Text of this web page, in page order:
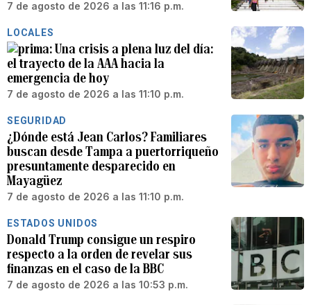
7 de agosto de 2026 a las 11:16 p.m.
LOCALES
Una crisis a plena luz del día:
el trayecto de la AAA hacia la
emergencia de hoy
7 de agosto de 2026 a las 11:10 p.m.
SEGURIDAD
¿Dónde está Jean Carlos? Familiares
buscan desde Tampa a puertorriqueño
presuntamente desparecido en
Mayagüez
7 de agosto de 2026 a las 11:10 p.m.
ESTADOS UNIDOS
Donald Trump consigue un respiro
respecto a la orden de revelar sus
finanzas en el caso de la BBC
7 de agosto de 2026 a las 10:53 p.m.